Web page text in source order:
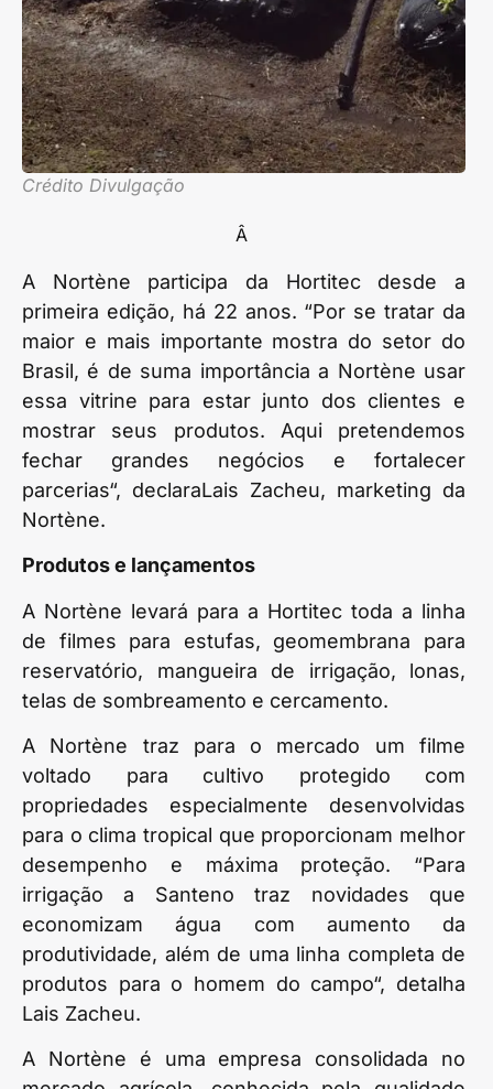
Crédito Divulgação
Â
A Nortène participa da Hortitec desde a
primeira edição, há 22 anos. “Por se tratar da
maior e mais importante mostra do setor do
Brasil, é de suma importância a Nortène usar
essa vitrine para estar junto dos clientes e
mostrar seus produtos. Aqui pretendemos
fechar grandes negócios e fortalecer
parcerias“, declaraLais Zacheu, marketing da
Nortène.
Produtos e lançamentos
A Nortène levará para a Hortitec toda a linha
de filmes para estufas, geomembrana para
reservatório, mangueira de irrigação, lonas,
telas de sombreamento e cercamento.
A Nortène traz para o mercado um filme
voltado para cultivo protegido com
propriedades especialmente desenvolvidas
para o clima tropical que proporcionam melhor
desempenho e máxima proteção. “Para
irrigação a Santeno traz novidades que
economizam água com aumento da
produtividade, além de uma linha completa de
produtos para o homem do campo“, detalha
Lais Zacheu.
A Nortène é uma empresa consolidada no